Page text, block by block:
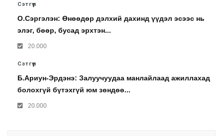
Сэтгүүл
О.Сэргэлэн: Өнөөдөр дэлхий дахинд үүдэл эсээс нь
элэг, бөөр, бусад эрхтэн...
20.000
Сэтгүүл
Б.Ариун-Эрдэнэ: Залуучуудаа манлайлаад ажиллахад
болохгүй бүтэхгүй юм зөндөө...
20.000